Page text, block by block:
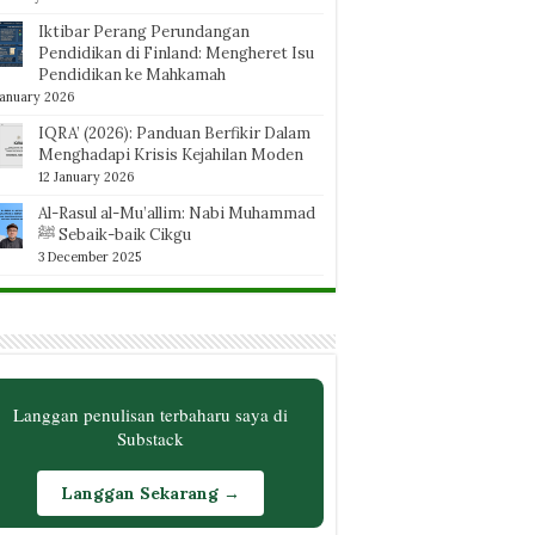
Iktibar Perang Perundangan
Pendidikan di Finland: Mengheret Isu
Pendidikan ke Mahkamah
2026
IQRA’ (2026): Panduan Berfikir Dalam
Menghadapi Krisis Kejahilan Moden
12 January 2026
Al-Rasul al-Mu’allim: Nabi Muhammad
ﷺ Sebaik-baik Cikgu
3 December 2025
Langgan penulisan terbaharu saya di
Substack
Langgan Sekarang →